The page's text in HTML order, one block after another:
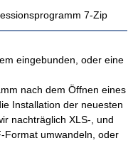
7-Zip
eingebunden, oder eine
nach dem Öffnen eines
Installation der neuesten
nachträglich XLS-, und
Format umwandeln, oder